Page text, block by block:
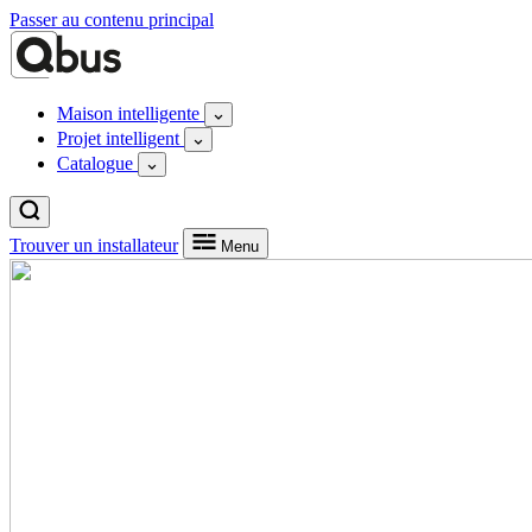
Passer au contenu principal
Maison intelligente
Projet intelligent
Catalogue
Trouver un installateur Menu